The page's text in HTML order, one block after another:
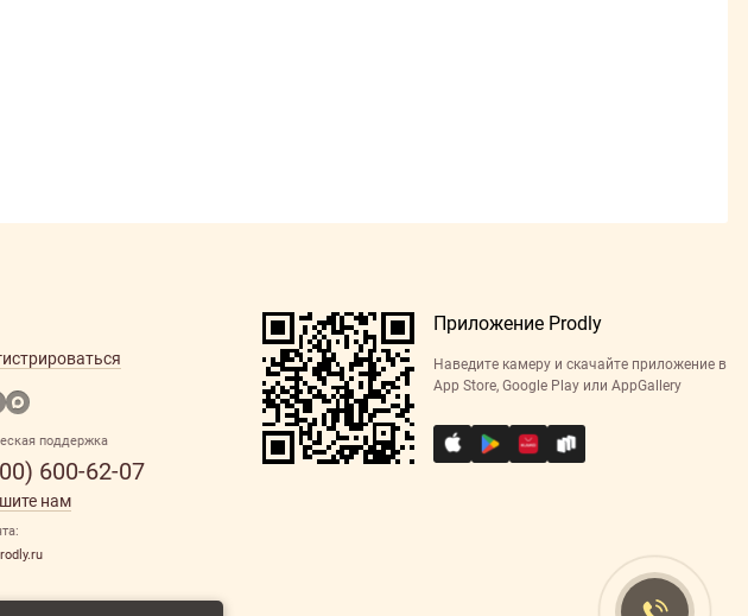
поддержка
600-62-07
нам
Приложение Prodly
Наведите камеру и скачайте приложение в
App Store, Google Play или AppGallery